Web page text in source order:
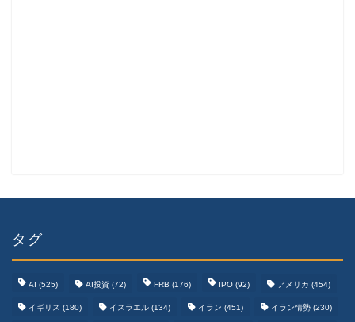
タグ
AI (525) AI投資 (72) FRB (176) IPO (92) アメリカ (454)
イギリス (180) イスラエル (134) イラン (451) イラン情勢 (230)